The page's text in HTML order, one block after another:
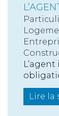
Lire la